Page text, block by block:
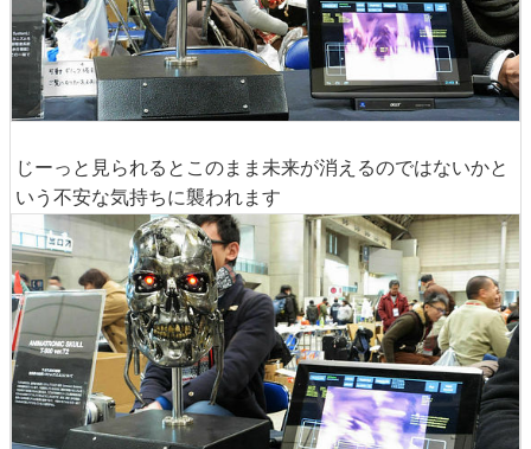
じーっと見られるとこのまま未来が消えるのではないかと
いう不安な気持ちに襲われます